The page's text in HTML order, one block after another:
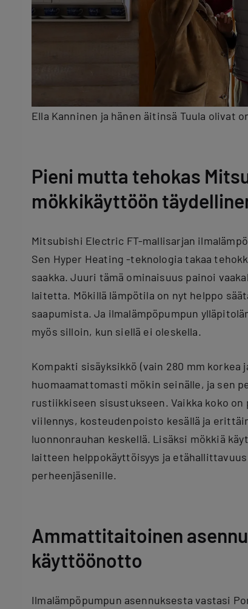
Ella Kanninen ja hänen äitinsä Tuula olivat
Pieni mutta tehokas
mökkikäyttöön
Mitsubishi Electric FT-mallisarjan
Sen Hyper Heating -teknologia takaa
saakka. Juuri tämä ominaisuus painoi
laitetta. Mökillä lämpötila on nyt helppo
saapumista. Ja ilmalämpöpumpun
myös silloin, kun siellä ei oleskella.
Kompakti sisäyksikkö (vain 280 mm korkea
huomaamattomasti mökin seinälle, ja sen
rustiikkiseen sisustukseen. Vaikka koko
viilennys, kosteudenpoisto kesällä ja
luonnonrauhan keskellä. Lisäksi mökkiä
laitteen helppokäyttöisyys ja
perheenjäsenille.
Ammattitaitoinen
käyttöönotto
Ilmalämpöpumpun asennuksesta vastasi